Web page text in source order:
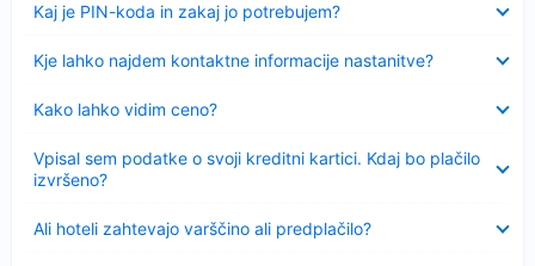
Kaj je PIN-koda in zakaj jo potrebujem?
Kje lahko najdem kontaktne informacije nastanitve?
Kako lahko vidim ceno?
Vpisal sem podatke o svoji kreditni kartici. Kdaj bo plačilo
izvršeno?
Ali hoteli zahtevajo varščino ali predplačilo?